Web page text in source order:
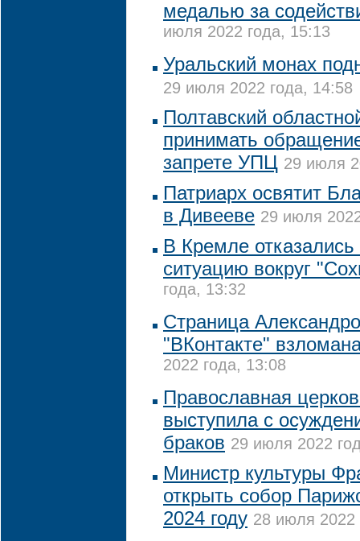
медалью за
июля 2022 года, 15:13
Уральский монах
29 июля 2022 года, 14:58
Полтавский
принимать
запрете УПЦ 29 июля
Патриарх освятит
в Дивееве 29 июля
В Кремле
ситуацию вокруг
года, 13:32
Страница
"ВКонтакте"
2022 года, 13:08
Православная
выступила с
браков 29 июля 2022
Министр культуры
открыть собор
2024 году 28 июля 2022